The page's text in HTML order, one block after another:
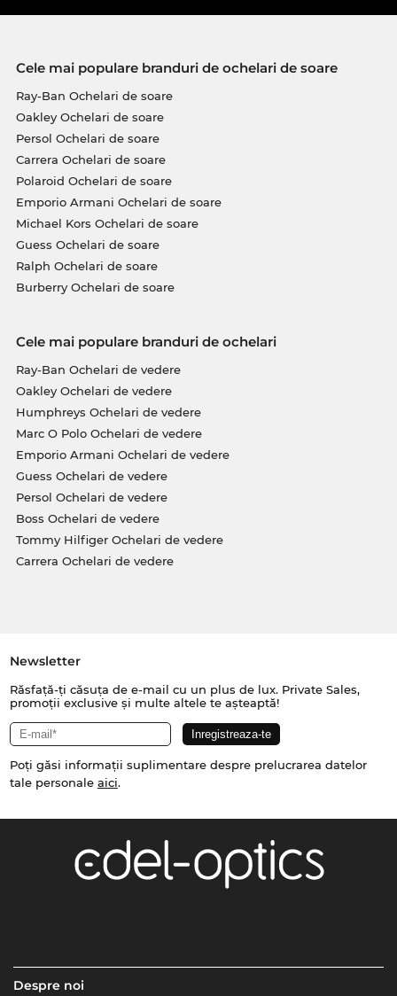
Cele mai populare branduri de ochelari de soare
Ray-Ban Ochelari de soare
Oakley Ochelari de soare
Persol Ochelari de soare
Carrera Ochelari de soare
Polaroid Ochelari de soare
Emporio Armani Ochelari de soare
Michael Kors Ochelari de soare
Guess Ochelari de soare
Ralph Ochelari de soare
Burberry Ochelari de soare
Cele mai populare branduri de ochelari
Ray-Ban Ochelari de vedere
Oakley Ochelari de vedere
Humphreys Ochelari de vedere
Marc O Polo Ochelari de vedere
Emporio Armani Ochelari de vedere
Guess Ochelari de vedere
Persol Ochelari de vedere
Boss Ochelari de vedere
Tommy Hilfiger Ochelari de vedere
Carrera Ochelari de vedere
Newsletter
Răsfață-ți căsuța de e-mail cu un plus de lux. Private Sales,
promoții exclusive și multe altele te așteaptă!
Poți găsi informații suplimentare despre prelucrarea datelor
tale personale aici.
Despre noi